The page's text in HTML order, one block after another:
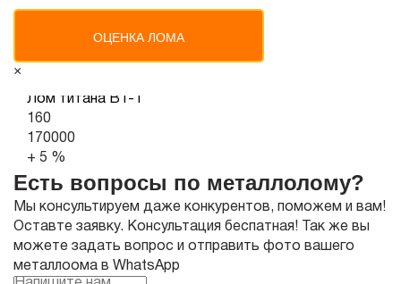
ОЦЕНКА ЛОМА
×
Цена до 1 тонны
до 1 тонны
Лом титана ВТ-1
160
170000
+ 5 %
Есть вопросы по металлолому?
Мы консультируем даже конкурентов, поможем и вам!
Оставте заявку. Консультация беспатная! Так же вы
можете задать вопрос и отправить фото вашего
металлоома в WhatsApp